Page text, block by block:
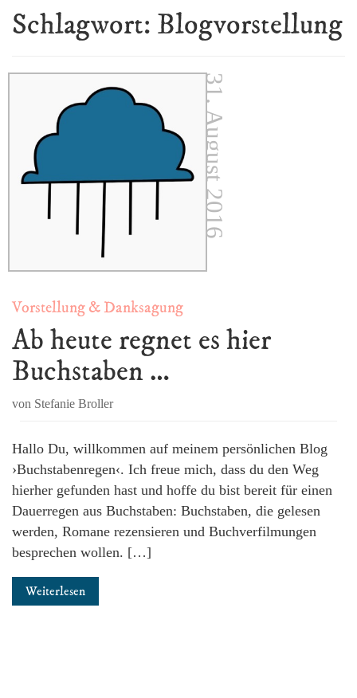
Schlagwort: Blogvorstellung
31. August 2016
Vorstellung & Danksagung
Ab heute regnet es hier
Buchstaben …
von Stefanie Broller
Hallo Du, willkommen auf meinem persönlichen Blog
›Buchstabenregen‹. Ich freue mich, dass du den Weg
hierher gefunden hast und hoffe du bist bereit für einen
Dauerregen aus Buchstaben: Buchstaben, die gelesen
werden, Romane rezensieren und Buchverfilmungen
besprechen wollen. […]
Weiterlesen